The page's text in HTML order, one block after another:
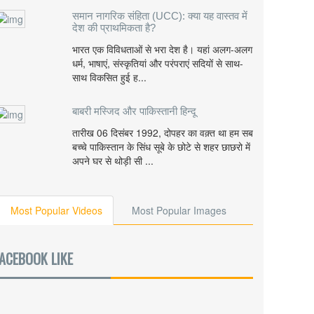
समान नागरिक संहिता (UCC): क्या यह वास्तव में
देश की प्राथमिकता है?
भारत एक विविधताओं से भरा देश है। यहां अलग-अलग
धर्म, भाषाएं, संस्कृतियां और परंपराएं सदियों से साथ-
साथ विकसित हुई ह...
बाबरी मस्जिद और पाकिस्तानी हिन्दू
तारीख 06 दिसंबर 1992, दोपहर का वक़्त था हम सब
बच्चे पाकिस्तान के सिंध सूबे के छोटे से शहर छाछरो में
अपने घर से थोड़ी सी ...
Most Popular Videos Most Popular Images
LIKE